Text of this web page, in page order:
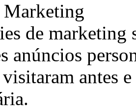
de marketing
anúncios
antes